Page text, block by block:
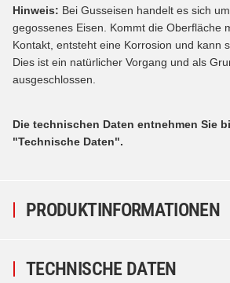
PRODUKTINFORMATIONEN
Hinweis: Bei Gusseisen handelt es sich
gegossenes Eisen. Kommt die Oberfläche
Kontakt, entsteht eine Korrosion und kann
Dies ist ein natürlicher Vorgang und als
ausgeschlossen.
Die technischen Daten entnehmen Sie
"Technische Daten".
TECHNISCHE DATEN